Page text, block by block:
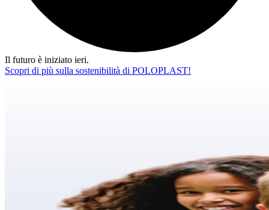
Il futuro è iniziato ieri.
Scopri di più sulla sostenibilità di POLOPLAST!